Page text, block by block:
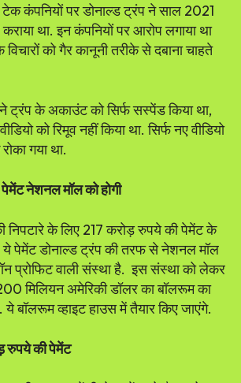
कंपनियों पर डोनाल्ड ट्रंप ने साल 2021
था. इन कंपनियों पर आरोप लगाया था
विचारों को गैर कानूनी तरीके से दबाना चाहते
ट्रंप के अकाउंट को सिर्फ सस्पेंड किया था,
को रिमूव नहीं किया था. सिर्फ नए वीडियो
गया था.
नेशनल मॉल को होगी
निपटारे के लिए 217 करोड़ रुपये की पेमेंट के
ये पेमेंट डोनाल्ड ट्रंप की तरफ से नेशनल मॉल
प्रोफिट वाली संस्था है. इस संस्था को लेकर
मिलियन अमेरिकी डॉलर का बॉलरूम का
बॉलरूम व्हाइट हाउस में तैयार किए जाएंगे.
रुपये की पेमेंट